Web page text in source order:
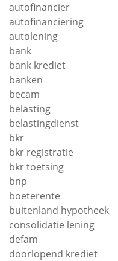
autofinancier
autofinanciering
autolening
bank
bank krediet
banken
becam
belasting
belastingdienst
bkr
bkr registratie
bkr toetsing
bnp
boeterente
buitenland hypotheek
consolidatie lening
defam
doorlopend krediet